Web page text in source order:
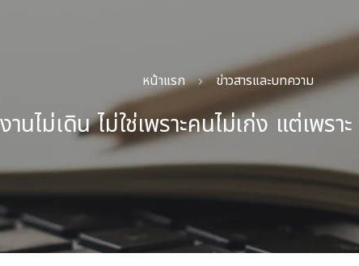
หน้าแรก ข่าวสารและบทความ
งานไม่เดิน ไม่ใช่เพราะคนไม่เก่ง แต่เพรา